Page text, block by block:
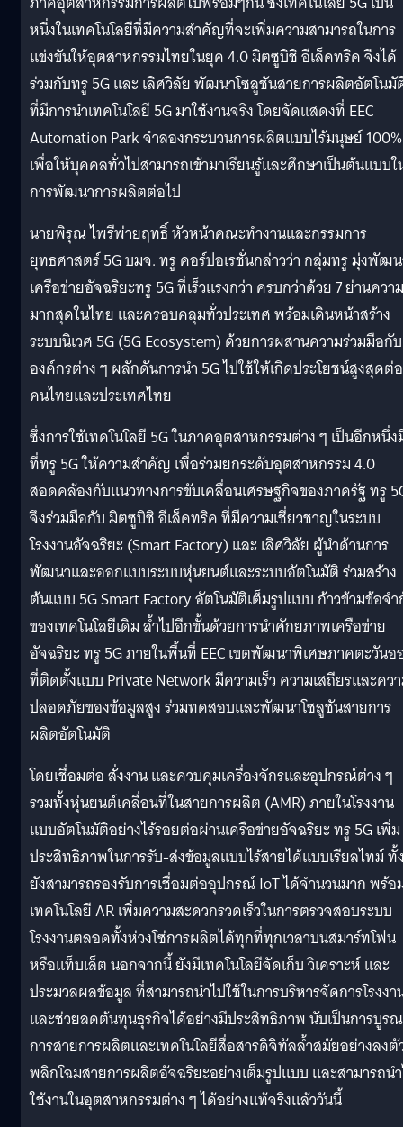
หนึ่งในเทคโนโลยีที่มีความสำคัญที่จะเพิ่มความสามารถในการ
แข่งขันให้อุตสาหกรรมไทยในยุค 4.0 มิตซูบิชิ อีเล็คทริค จึงได้
ร่วมกับทรู 5G และ เลิศวิลัย พัฒนาโซลูชันสายการผลิตอัตโนมั
ที่มีการนำเทคโนโลยี 5G มาใช้งานจริง โดยจัดแสดงที่ EEC
Automation Park จำลองกระบวนการผลิตแบบไร้มนุษย์ 100%
เพื่อให้บุคคลทั่วไปสามารถเข้ามาเรียนรู้และศึกษาเป็นต้นแบบใ
การพัฒนาการผลิตต่อไป
นายพิรุณ ไพรีพ่ายฤทธิ์ หัวหน้าคณะทำงานและกรรมการ
ยุทธศาสตร์ 5G บมจ. ทรู คอร์ปอเรชั่นกล่าวว่า กลุ่มทรู มุ่งพัฒ
เครือข่ายอัจฉริยะทรู 5G ที่เร็วแรงกว่า ครบกว่าด้วย 7 ย่านควา
มากสุดในไทย และครอบคลุมทั่วประเทศ พร้อมเดินหน้าสร้าง
ระบบนิเวศ 5G (5G Ecosystem) ด้วยการผสานความร่วมมือกับ
องค์กรต่าง ๆ ผลักดันการนำ 5G ไปใช้ให้เกิดประโยชน์สูงสุดต่อ
คนไทยและประเทศไทย
ซึ่งการใช้เทคโนโลยี 5G ในภาคอุตสาหกรรมต่าง ๆ เป็นอีกหนึ่
ที่ทรู 5G ให้ความสำคัญ เพื่อร่วมยกระดับอุตสาหกรรม 4.0
สอดคล้องกับแนวทางการขับเคลื่อนเศรษฐกิจของภาครัฐ ทรู
จึงร่วมมือกับ มิตซูบิชิ อีเล็คทริค ที่มีความเชี่ยวชาญในระบบ
โรงงานอัจฉริยะ (Smart Factory) และ เลิศวิลัย ผู้นำด้านการ
พัฒนาและออกแบบระบบหุ่นยนต์และระบบอัตโนมัติ ร่วมสร้าง
ต้นแบบ 5G Smart Factory อัตโนมัติเต็มรูปแบบ ก้าวข้ามข้อจ
ของเทคโนโลยีเดิม ล้ำไปอีกขั้นด้วยการนำศักยภาพเครือข่าย
อัจฉริยะ ทรู 5G ภายในพื้นที่ EEC เขตพัฒนาพิเศษภาคตะวันอ
ที่ติดตั้งแบบ Private Network มีความเร็ว ความเสถียรและคว
ปลอดภัยของข้อมูลสูง ร่วมทดสอบและพัฒนาโซลูชันสายการ
ผลิตอัตโนมัติ
โดยเชื่อมต่อ สั่งงาน และควบคุมเครื่องจักรและอุปกรณ์ต่าง ๆ
รวมทั้งหุ่นยนต์เคลื่อนที่ในสายการผลิต (AMR) ภายในโรงงาน
แบบอัตโนมัติอย่างไร้รอยต่อผ่านเครือข่ายอัจฉริยะ ทรู 5G เพิ่ม
ประสิทธิภาพในการรับ-ส่งข้อมูลแบบไร้สายได้แบบเรียลไทม์ ทั้
ยังสามารถรองรับการเชื่อมต่ออุปกรณ์ IoT ได้จำนวนมาก พร้อ
เทคโนโลยี AR เพิ่มความสะดวกรวดเร็วในการตรวจสอบระบบ
โรงงานตลอดทั้งห่วงโซ่การผลิตได้ทุกที่ทุกเวลาบนสมาร์ทโฟน
หรือแท็บเล็ต นอกจากนี้ ยังมีเทคโนโลยีจัดเก็บ วิเคราะห์ และ
ประมวลผลข้อมูล ที่สามารถนำไปใช้ในการบริหารจัดการโรงงา
และช่วยลดต้นทุนธุรกิจได้อย่างมีประสิทธิภาพ นับเป็นการบูร
การสายการผลิตและเทคโนโลยีสื่อสารดิจิทัลล้ำสมัยอย่างลงตั
พลิกโฉมสายการผลิตอัจฉริยะอย่างเต็มรูปแบบ และสามารถน
ใช้งานในอุตสาหกรรมต่าง ๆ ได้อย่างแท้จริงแล้ววันนี้